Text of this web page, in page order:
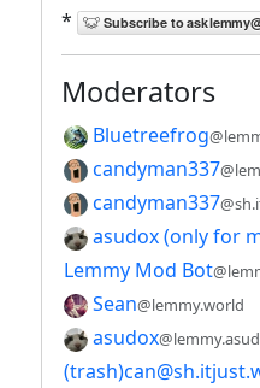
*
Moderators
Bluetreefrog
candyman337
candyman337
asudox (only for
Lemmy Mod Bot
Sean@lemmy.world
asudox